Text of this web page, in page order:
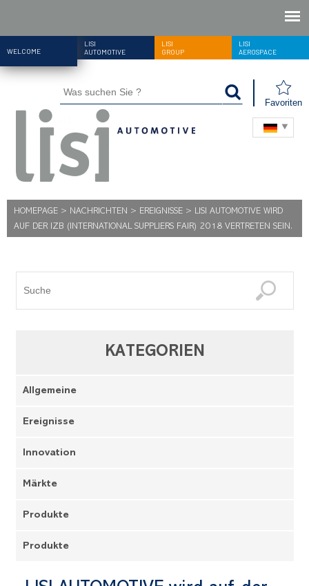
WELCOME
LISI
AUTOMOTIVE
LISI
GROUP
LISI
AEROSPACE
Favoriten
HOMEPAGE > NACHRICHTEN > EREIGNISSE > LISI AUTOMOTIVE WIRD
AUF DER IZB (INTERNATIONAL SUPPLIERS FAIR) 2018 VERTRETEN SEIN.
KATEGORIEN
Allgemeine
Ereignisse
Innovation
Märkte
Produkte
Produkte